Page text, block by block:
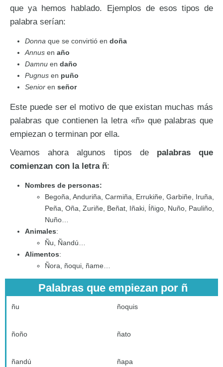
que ya hemos hablado. Ejemplos de esos tipos de
palabra serían:
Donna que se convirtió en doña
Annus en año
Damnu en daño
Pugnus en puño
Senior en señor
Este puede ser el motivo de que existan muchas más
palabras que contienen la letra «ñ» que palabras que
empiezan o terminan por ella.
Veamos ahora algunos tipos de palabras que
comienzan con la letra ñ:
Nombres de personas:
Begoña, Anduriña, Carmiña, Errukiñe, Garbiñe, Iruña,
Peña, Oña, Zuriñe, Beñat, Iñaki, Íñigo, Nuño, Pauliño,
Nuño…
Animales:
Ñu, Ñandú…
Alimentos:
Ñora, ñoqui, ñame…
Palabras que empiezan por ñ
ñu ñoquis
ñoño ñato
ñandú ñapa